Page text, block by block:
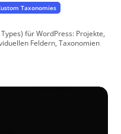
Taxonomies
für WordPress: Projekte,
Feldern, Taxonomien